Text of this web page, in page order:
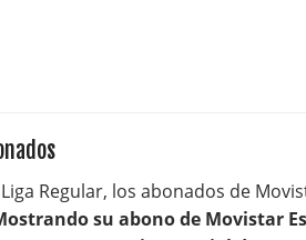
Regular, los abonados de
su abono de Movistar